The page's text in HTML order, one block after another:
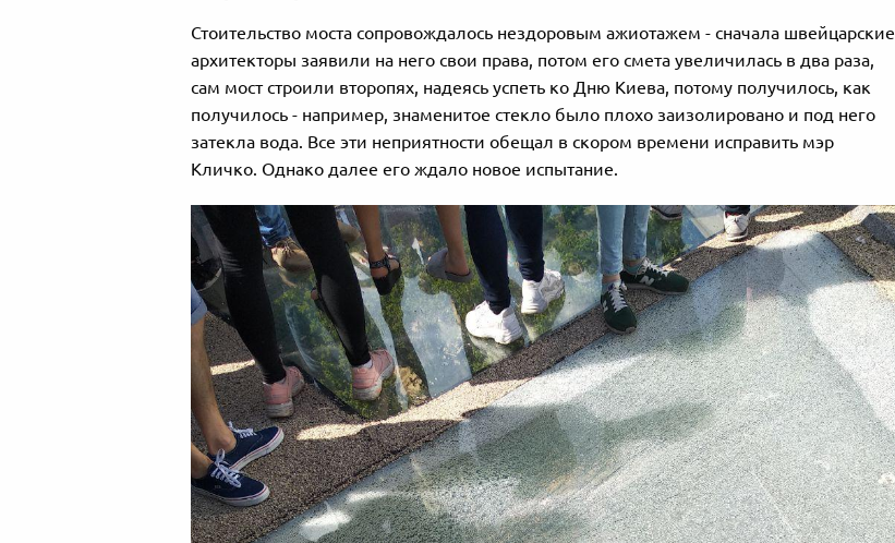
Стоительство моста сопровождалось нездоровым ажиотажем - сначала швейцарские
архитекторы заявили на него свои права, потом его смета увеличилась в два раза,
сам мост строили второпях, надеясь успеть ко Дню Киева, потому получилось, как
получилось - например, знаменитое стекло было плохо заизолировано и под него
затекла вода. Все эти неприятности обещал в скором времени исправить мэр
Кличко. Однако далее его ждало новое испытание.